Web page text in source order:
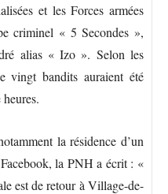
et les Forces armées
criminel « 5 Secondes »,
alias « Izo ». Selon les
vingt bandits auraient été
la résidence d’un
la PNH a écrit : «
est de retour à Village-de-